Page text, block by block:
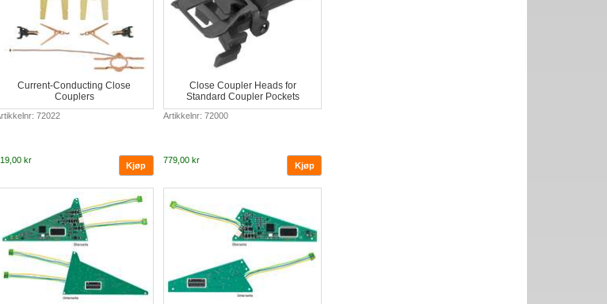
Current-Conducting Close
Couplers
72022
kr
Close Coupler Heads for
Standard Coupler Pockets
Artikkelnr: 72000
779,00 kr